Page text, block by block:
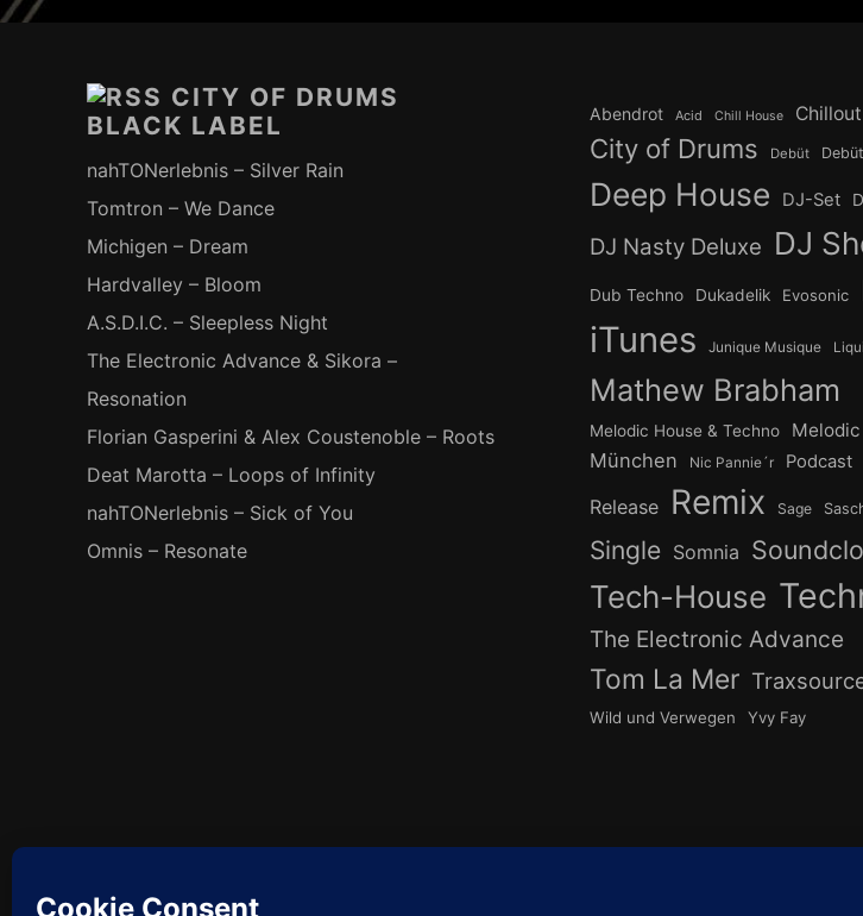
CITY OF DRUMS
BLACK LABEL
nahTONerlebnis – Silver Rain
Tomtron – We Dance
Michigen – Dream
Hardvalley – Bloom
A.S.D.I.C. – Sleepless Night
The Electronic Advance & Sikora –
Resonation
Florian Gasperini & Alex Coustenoble – Roots
Deat Marotta – Loops of Infinity
nahTONerlebnis – Sick of You
Omnis – Resonate
Abendrot Acid Chill House Chillout
City of Drums Debüt
Deep House DJ-Set
DJ Nasty Deluxe DJ
Dub Techno Dukadelik Evosonic
iTunes Junique Musique
Mathew Brabham
Melodic House & Techno
München Nic Pannie´r Podcast
Release Remix Sage
Single Somnia
Tech-House
The Electronic Advance
Tom La Mer
Wild und Verwegen Yvy Fay